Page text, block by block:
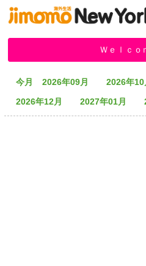
掲示板 タウン情報 教えて
Ｗｅｌｃｏ
今月 2026年09月 2026年
2026年12月
2027年01月